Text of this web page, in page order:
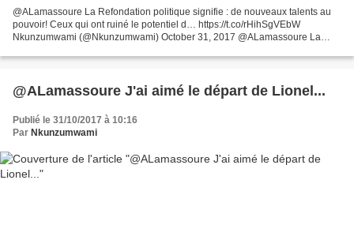
@ALamassoure La Refondation politique signifie : de nouveaux talents au
pouvoir! Ceux qui ont ruiné le potentiel d… https://t.co/rHihSgVEbW
Nkunzumwami (@Nkunzumwami) October 31, 2017 @ALamassoure La
@ALamassoure J'ai aimé le départ de Lionel...
Publié le 31/10/2017 à 10:16
Par Nkunzumwami